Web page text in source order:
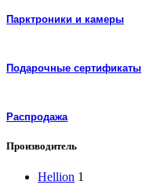
Парктроники и камеры
Подарочные сертификаты
Распродажа
Производитель
Hellion 1